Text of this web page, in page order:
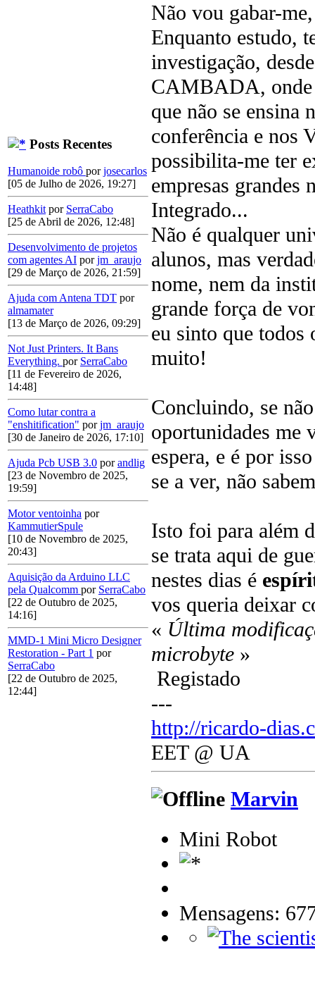
Posts Recentes
Humanoide robô porjosecarlos
[05 de Julho de 2026, 19:27]
Heathkit por SerraCabo
[25 de Abril de 2026, 12:48]
Desenvolvimento de projetos
com agentes AI porjm_araujo
[29 de Março de 2026, 21:59]
Ajuda com Antena TDT por
almamater
[13 de Março de 2026, 09:29]
Not Just Printers. It Bans
Everything. por SerraCabo
[11 de Fevereiro de 2026,
14:48]
Como lutar contra a
"enshitification" porjm_araujo
[30 de Janeiro de 2026, 17:10]
Ajuda Pcb USB 3.0 porandlig
[23 de Novembro de 2025,
19:59]
Motor ventoinha por
KammutierSpule
[10 de Novembro de 2025,
20:43]
Aquisição da Arduino LLC
pela Qualcomm por SerraCabo
[22 de Outubro de 2025,
14:16]
MMD-1 Mini Micro Designer
Restoration - Part 1 por
SerraCabo
[22 de Outubro de 2025,
12:44]
Não vou gabar-
Enquanto estudo,
investigação,
CAMBADA, onde
que não se ensina
conferência e nos
possibilita-me ter
empresas grandes
Integrado...
Não é qualquer
alunos, mas
nome, nem da
grande força de
eu sinto que todos
muito!
Concluindo, se
oportunidades me
espera, e é por
se a ver, não
Isto foi para além
se trata aqui de
nestes dias é
vos queria deixar
« Última
microbyte »
Registado
---
http://ricardo-
EET @ UA
Marvin
Mini Robot
Mensagens: